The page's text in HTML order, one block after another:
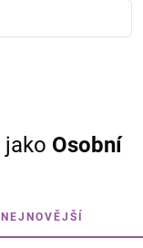
jako Osobní
NEJNOVĚJŠÍ